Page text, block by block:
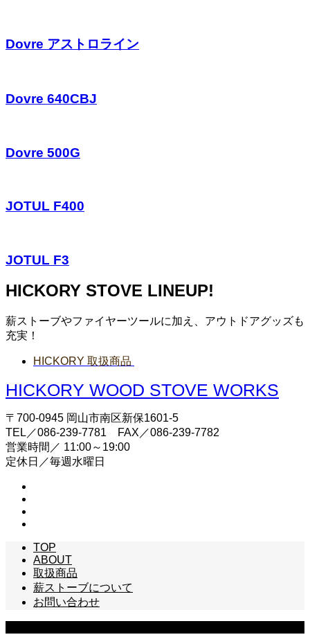
Dovre アストロライン
Dovre 640CBJ
Dovre 500G
JOTUL F400
JOTUL F3
HICKORY STOVE LINEUP!
薪ストーブやファイヤーツールに加え、アウトドアグッズも
充実！
HICKORY 取扱商品
HICKORY WOOD STOVE WORKS
〒700-0945 岡山市南区新保1601-5
TEL／086-239-7781 FAX／086-239-7782
営業時間／ 11:00～19:00
定休日／毎週水曜日
TOP
ABOUT
取扱商品
薪ストーブについて
お問い合わせ